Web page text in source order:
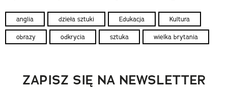
anglia dzieła sztuki Edukacja Kultura
obrazy odkrycia sztuka wielka brytania
ZAPISZ SIĘ NA NEWSLETTER